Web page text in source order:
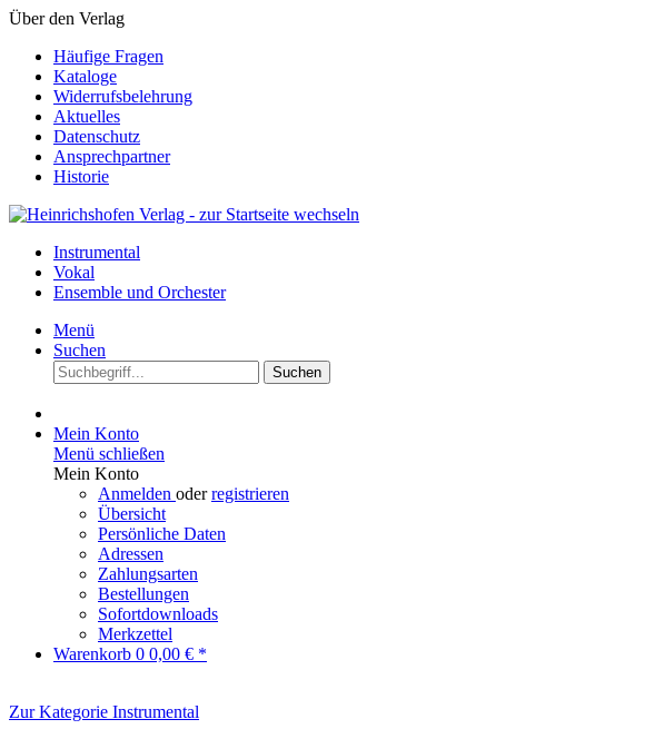
Über den Verlag
Häufige Fragen
Kataloge
Widerrufsbelehrung
Aktuelles
Datenschutz
Ansprechpartner
Historie
Instrumental
Vokal
Ensemble und Orchester
Menü
Suchen
Suchen
Mein Konto
Menü schließen
Mein Konto
Anmelden oderregistrieren
Übersicht
Persönliche Daten
Adressen
Zahlungsarten
Bestellungen
Sofortdownloads
Merkzettel
Warenkorb 0 0,00 € *
Zur Kategorie Instrumental